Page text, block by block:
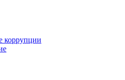
коррупции